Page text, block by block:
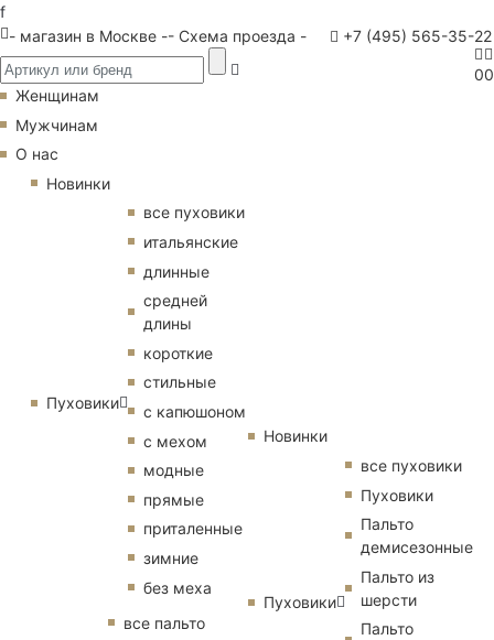
f
- магазин в Москве -- Схема проезда - +7 (495) 565-35-22
00
Женщинам
Мужчинам
О нас
Новинки
Пуховики
все пуховики
итальянские
длинные
средней
длины
короткие
стильные
с капюшоном
с мехом
модные
прямые
приталенные
зимние
без меха
все пальто
Новинки
Пуховики
все пуховики
Пуховики
Пальто
демисезонные
Пальто из
шерсти
Пальто